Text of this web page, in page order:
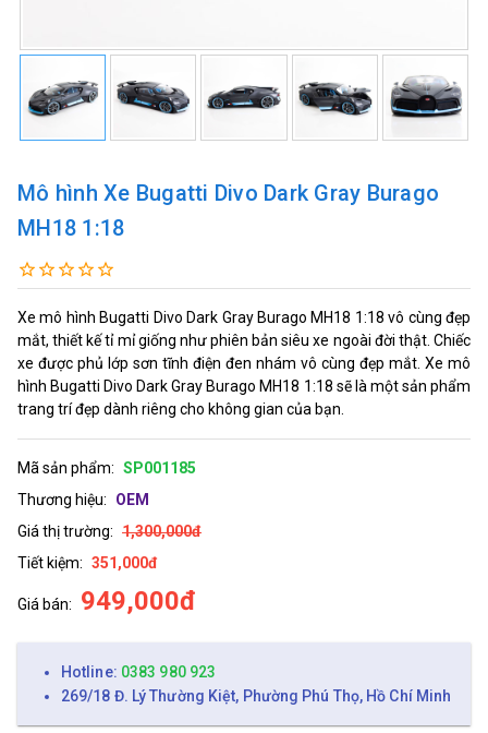
Mô hình Xe Bugatti Divo Dark Gray Burago
MH18 1:18
Xe mô hình Bugatti Divo Dark Gray Burago MH18 1:18 vô cùng đẹp
mắt, thiết kế tỉ mỉ giống như phiên bản siêu xe ngoài đời thật. Chiếc
xe được phủ lớp sơn tĩnh điện đen nhám vô cùng đẹp mắt. Xe mô
hình Bugatti Divo Dark Gray Burago MH18 1:18 sẽ là một sản phẩm
trang trí đẹp dành riêng cho không gian của bạn.
Mã sản phẩm: SP001185
Thương hiệu:
OEM
Giá thị trường: 1,300,000đ
Tiết kiệm: 351,000đ
Giá bán: 949,000đ
Hotline: 0383 980 923
269/18 Đ. Lý Thường Kiệt, Phường Phú Thọ, Hồ Chí Minh